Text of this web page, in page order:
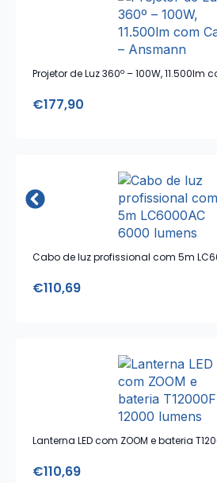
Projetor de Luz 360º – 100W,
€177,90
Cabo de luz profissional com 5m
€110,69
Lanterna LED com ZOOM e bateria
€110,69